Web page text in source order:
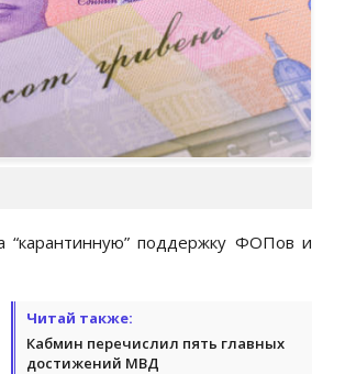
“карантинную” поддержку ФОПов и
Читай также:
Кабмин перечислил пять главных
достижений МВД